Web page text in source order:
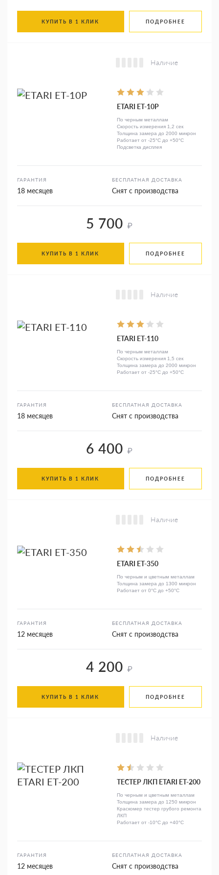
КУПИТЬ В 1 КЛИК ПОДРОБНЕЕ
Наличие
ETARI ЕТ-10Р
По черным металлам
Скорость измерения 1,2 сек
Толщина замера до 2000 микрон
Работает от -25°C до +50°C
Подсветка дисплея
ГАРАНТИЯ
18 месяцев
БЕСПЛАТНАЯ ДОСТАВКА
Снят с производства
5 700 ₽
КУПИТЬ В 1 КЛИК ПОДРОБНЕЕ
Наличие
ETARI ET-110
По черным металлам
Скорость измерения 1,5 сек
Толщина замера до 2000 микрон
Работает от -25°C до +50°C
ГАРАНТИЯ
18 месяцев
БЕСПЛАТНАЯ ДОСТАВКА
Снят с производства
6 400 ₽
КУПИТЬ В 1 КЛИК ПОДРОБНЕЕ
Наличие
ETARI ET-350
По черным и цветным металлам
Толщина замера до 1300 микрон
Работает от 0°C до +50°C
ГАРАНТИЯ
12 месяцев
БЕСПЛАТНАЯ ДОСТАВКА
Снят с производства
4 200 ₽
КУПИТЬ В 1 КЛИК ПОДРОБНЕЕ
Наличие
ТЕСТЕР ЛКП ETARI ET-200
По черным и цветным металлам
Толщина замера до 1250 микрон
Краскомер тестер грубого ремонта
ЛКП
Работает от -10°C до +40°C
ГАРАНТИЯ
12 месяцев
БЕСПЛАТНАЯ ДОСТАВКА
Снят с производства